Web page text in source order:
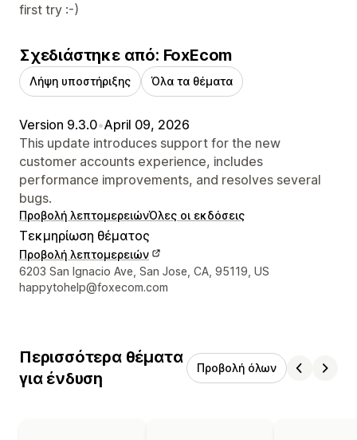
first try :-)
Σχεδιάστηκε από: FoxEcom
Λήψη υποστήριξης Όλα τα θέματα
Version 9.3.0•April 09, 2026
This update introduces support for the new
customer accounts experience, includes
performance improvements, and resolves several
bugs.
Προβολή λεπτομερειώνΌλες οι εκδόσεις
Τεκμηρίωση θέματος
Προβολή λεπτομερειών
Στοιχεία επικοινωνίας σχεδιαστή
6203 San Ignacio Ave, San Jose, CA, 95119, US
happytohelp@foxecom.com
Περισσότερα θέματα
για ένδυση
Προβολή όλων